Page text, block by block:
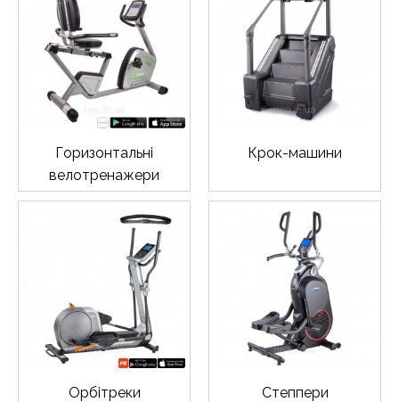
Горизонтальні
велотренажери
Крок-машини
Орбітреки Степпери